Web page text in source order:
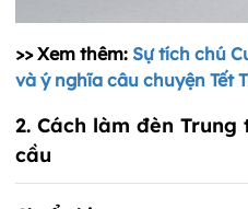
>> Xem thêm: Sự tích chú
và ý nghĩa câu chuyện Tết
2. Cách làm đèn
cầu